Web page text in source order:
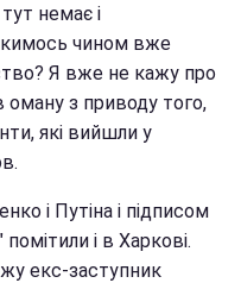
немає і
чином вже
Я вже не кажу про
з приводу того,
які вийшли у
і Путіна і підписом
і в Харкові.
екс-заступник